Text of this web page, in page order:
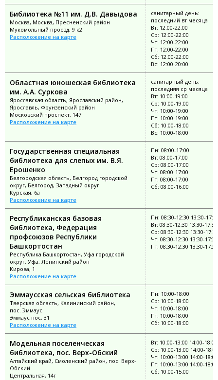
Библиотека №11 им. Д.В. Давыдова
Москва, Москва, Пресненский район
Мукомольный проезд, 9 к2
Расположение на карте
санитарный день:
последний вт месяца
Вт: 12:00-22:00
Ср: 12:00-22:00
Чт: 12:00-22:00
Пт: 12:00-22:00
Сб: 12:00-22:00
Вс: 12:00-20:00
Областная юношеская библиотека
им. А.А. Суркова
Ярославская область, Ярославский район,
Ярославль, Фрунзенский район
Московский проспект, 147
Расположение на карте
санитарный день:
последняя ср месяца
Вт: 10:00-19:00
Ср: 10:00-19:00
Чт: 10:00-19:00
Пт: 10:00-19:00
Сб: 10:00-18:00
Вс: 10:00-18:00
Государственная специальная
библиотека для слепых им. В.Я.
Ерошенко
Белгородская область, Белгород городской
округ, Белгород, Западный округ
Курская, 6а
Расположение на карте
Пн: 08:00-17:00
Вт: 08:00-17:00
Ср: 08:00-17:00
Чт: 08:00-17:00
Пт: 08:00-17:00
Сб: 08:00-16:00
Республиканская базовая
библиотека, Федерация
профсоюзов Республики
Башкортостан
Республика Башкортостан, Уфа городской
округ, Уфа, Ленинский район
Кирова, 1
Расположение на карте
Пн: 08:30-12:30 13:30-
Вт: 08:30-12:30 13:30-17:30
Ср: 08:30-12:30 13:30-17:30
Чт: 08:30-12:30 13:30-17:30
Пт: 08:30-12:30 13:30-17:30
Эммаусская сельская библиотека
Тверская область, Калининский район,
пос. Эммаус
Эммаус пос, 31
Расположение на карте
Пн: 10:00-18:00
Ср: 10:00-18:00
Чт: 10:00-18:00
Пт: 10:00-18:00
Сб: 10:00-18:00
Модельная поселенческая
библиотека, пос. Верх-Обский
Алтайский край, Смоленский район, пос. Верх-
Обский
Центральная, 14г
Вт: 10:00-13:00 14:00-18:00
Ср: 10:00-13:00 14:00-18:00
Чт: 10:00-13:00 14:00-18:00
Пт: 10:00-13:00 14:00-18:00
Сб: 10:00-15:00